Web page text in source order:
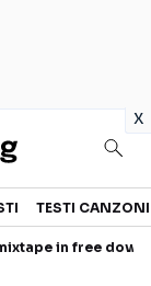
x
TESTI CANZONI
in free